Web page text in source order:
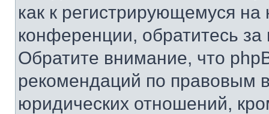
как к регистрирующемуся
конференции, обратитесь
Обратите внимание, что
рекомендаций по правовым
юридических отношений,